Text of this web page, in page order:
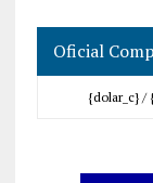
Oficial
{dolar_c} /